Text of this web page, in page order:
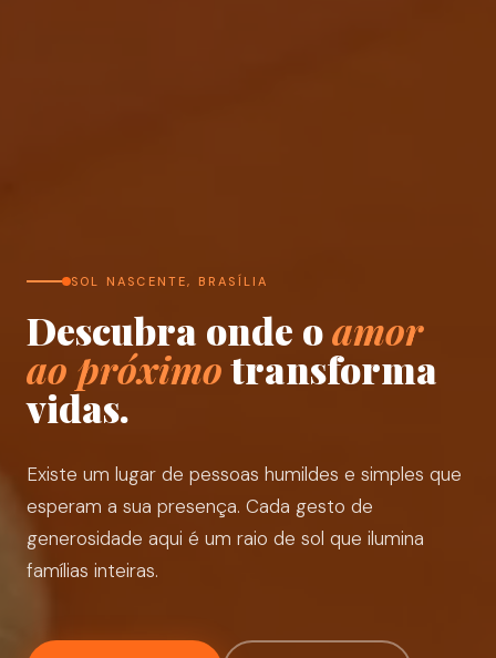
SOL NASCENTE, BRASÍLIA
Descubra onde oamor
ao próximotransforma
vidas.
Existe um lugar de pessoas humildes e simples que
esperam a sua presença. Cada gesto de
generosidade aqui é um raio de sol que ilumina
famílias inteiras.